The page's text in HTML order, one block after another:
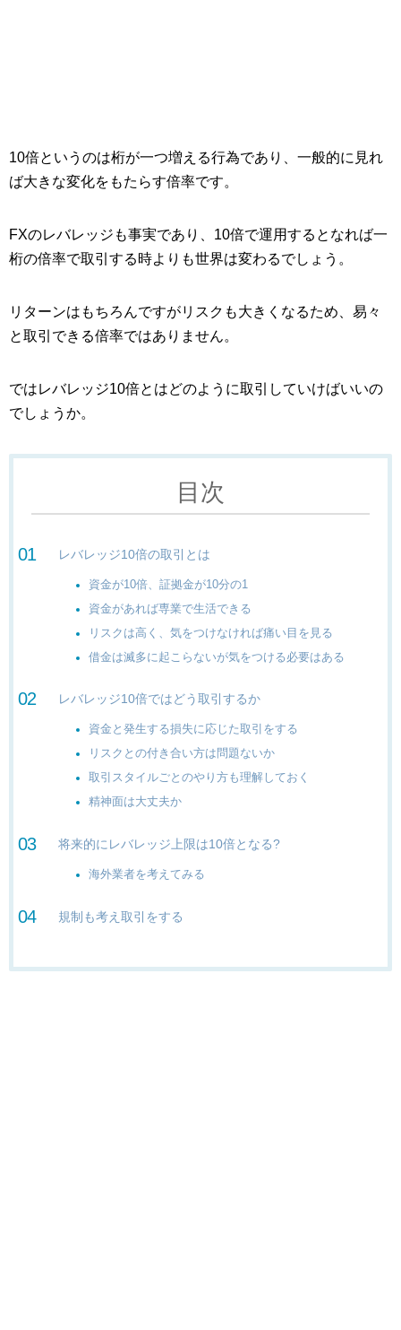
10倍というのは桁が一つ増える行為であり、一般的に見れ
ば大きな変化をもたらす倍率です。
FXのレバレッジも事実であり、10倍で運用するとなれば一
桁の倍率で取引する時よりも世界は変わるでしょう。
リターンはもちろんですがリスクも大きくなるため、易々
と取引できる倍率ではありません。
ではレバレッジ10倍とはどのように取引していけばいいの
でしょうか。
目次
レバレッジ10倍の取引とは
資金が10倍、証拠金が10分の1
資金があれば専業で生活できる
リスクは高く、気をつけなければ痛い目を見る
借金は滅多に起こらないが気をつける必要はある
レバレッジ10倍ではどう取引するか
資金と発生する損失に応じた取引をする
リスクとの付き合い方は問題ないか
取引スタイルごとのやり方も理解しておく
精神面は大丈夫か
将来的にレバレッジ上限は10倍となる?
海外業者を考えてみる
規制も考え取引をする